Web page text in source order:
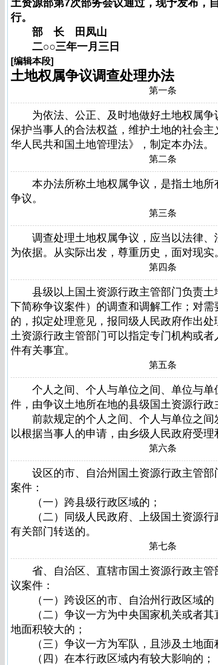
土资源部第7次部务会议通过，现予发布，
行。
部 长 田凤山
二○○三年一月三日
[编辑本段]
土地权属争议调查处理办法
第一条
为依法、公正、及时地做好土地权属争
保护当事人的合法权益，维护土地的社会
华人民共和国土地管理法》，制定本办法。
第二条
本办法所称土地权属争议，是指土地所
争议。
第三条
调查处理土地权属争议，应当以法律、
为依据。从实际出发，尊重历史，面对现实
第四条
县级以上国土资源行政主管部门负责土
下简称争议案件）的调查和调解工作；对
的，拟定处理意见，报同级人民政府作出
土资源行政主管部门可以指定专门机构或
件有关事宜。
第五条
个人之间、个人与单位之间、单位与单
件，由争议土地所在地的县级国土资源行
前款规定的个人之间、个人与单位之间
以根据当事人的申请，由乡级人民政府受理
第六条
设区的市、自治州国土资源行政主管部
案件：
（一）跨县级行政区域的；
（二）同级人民政府、上级国土资源行
有关部门转送的。
第七条
省、自治区、直辖市国土资源行政主管
议案件：
（一）跨设区的市、自治州行政区域的
（二）争议一方为中央国家机关或者其
地面积较大的；
（三）争议一方为军队，且涉及土地面
（四）在本行政区域内有较大影响的；